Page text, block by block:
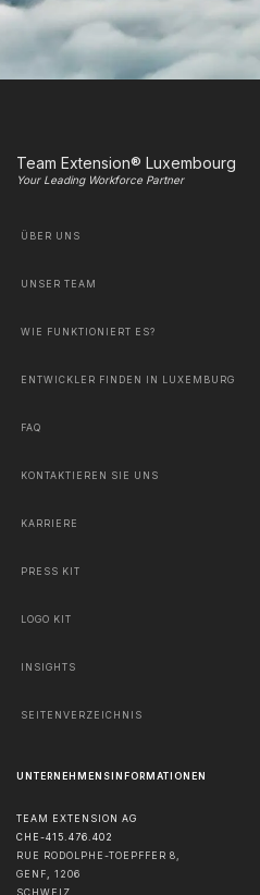
Team Extension® Luxembourg
Your Leading Workforce Partner
ÜBER UNS
UNSER TEAM
WIE FUNKTIONIERT ES?
ENTWICKLER FINDEN IN LUXEMBURG
FAQ
KONTAKTIEREN SIE UNS
KARRIERE
PRESS KIT
LOGO KIT
INSIGHTS
SEITENVERZEICHNIS
UNTERNEHMENSINFORMATIONEN
TEAM EXTENSION AG
CHE-415.476.402
RUE RODOLPHE-TOEPFFER 8,
GENF, 1206